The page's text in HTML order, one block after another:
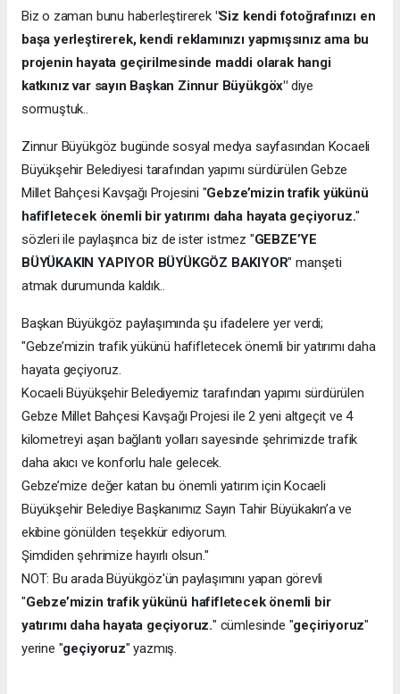
Biz o zaman bunu haberleştirerek "Siz kendi fotoğrafınızı en
başa yerleştirerek, kendi reklamınızı yapmışsınız ama bu
projenin hayata geçirilmesinde maddi olarak hangi
katkınız var sayın Başkan Zinnur Büyükgöx" diye
sormuştuk..
Zinnur Büyükgöz bugünde sosyal medya sayfasından Kocaeli
Büyükşehir Belediyesi tarafından yapımı sürdürülen Gebze
Millet Bahçesi Kavşağı Projesini "Gebze’mizin trafik yükünü
hafifletecek önemli bir yatırımı daha hayata geçiyoruz."
sözleri ile paylaşınca biz de ister istmez "GEBZE’YE
BÜYÜKAKIN YAPIYOR BÜYÜKGÖZ BAKIYOR" manşeti
atmak durumunda kaldık..
Başkan Büyükgöz paylaşımında şu ifadelere yer verdi;
"Gebze’mizin trafik yükünü hafifletecek önemli bir yatırımı daha
hayata geçiyoruz.
Kocaeli Büyükşehir Belediyemiz tarafından yapımı sürdürülen
Gebze Millet Bahçesi Kavşağı Projesi ile 2 yeni altgeçit ve 4
kilometreyi aşan bağlantı yolları sayesinde şehrimizde trafik
daha akıcı ve konforlu hale gelecek.
Gebze’mize değer katan bu önemli yatırım için Kocaeli
Büyükşehir Belediye Başkanımız Sayın Tahir Büyükakın’a ve
ekibine gönülden teşekkür ediyorum.
Şimdiden şehrimize hayırlı olsun."
NOT: Bu arada Büyükgöz'ün paylaşımını yapan görevli
"Gebze’mizin trafik yükünü hafifletecek önemli bir
yatırımı daha hayata geçiyoruz." cümlesinde "geçiriyoruz"
yerine "geçiyoruz" yazmış.